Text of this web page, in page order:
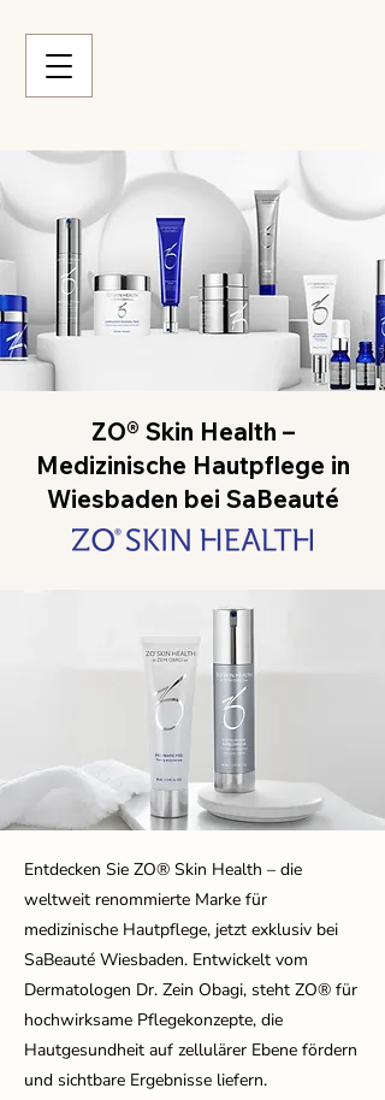
ZO® Skin Health –
Medizinische Hautpflege in
Wiesbaden bei SaBeauté
Entdecken Sie ZO® Skin Health – die
weltweit renommierte Marke für
medizinische Hautpflege, jetzt exklusiv bei
SaBeauté Wiesbaden. Entwickelt vom
Dermatologen Dr. Zein Obagi, steht ZO® für
hochwirksame Pflegekonzepte, die
Hautgesundheit auf zellulärer Ebene fördern
und sichtbare Ergebnisse liefern.